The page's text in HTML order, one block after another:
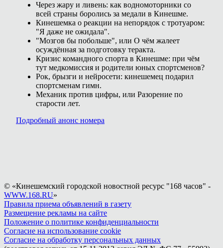
Через жару и ливень: как водномоторники со
всей страны боролись за медали в Кинешме.
Кинешемка о реакции на непорядок с тротуаром:
"Я даже не ожидала".
"Мозгов бы побольше", или О чём жалеет
осуждённая за подготовку теракта.
Кризис командного спорта в Кинешме: при чём
тут медкомиссия и родители юных спортсменов?
Рок, брызги и нейросети: кинешемец подарил
спортсменам гимн.
Механик против цифры, или Разорение по
старости лет.
Подробный анонс номера
© «Кинешемский городской новостной ресурс "168 часов" -
WWW.168.RU»
Правила приема объявлений в газету
Размещение рекламы на сайте
Положение о политике конфиденциальности
Согласие на использование cookie
Согласие на обработку персональных данных